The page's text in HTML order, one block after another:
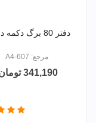
دفتر 80 برگ دکمه دارA4
مرجع: A4-607
341,190 تومان